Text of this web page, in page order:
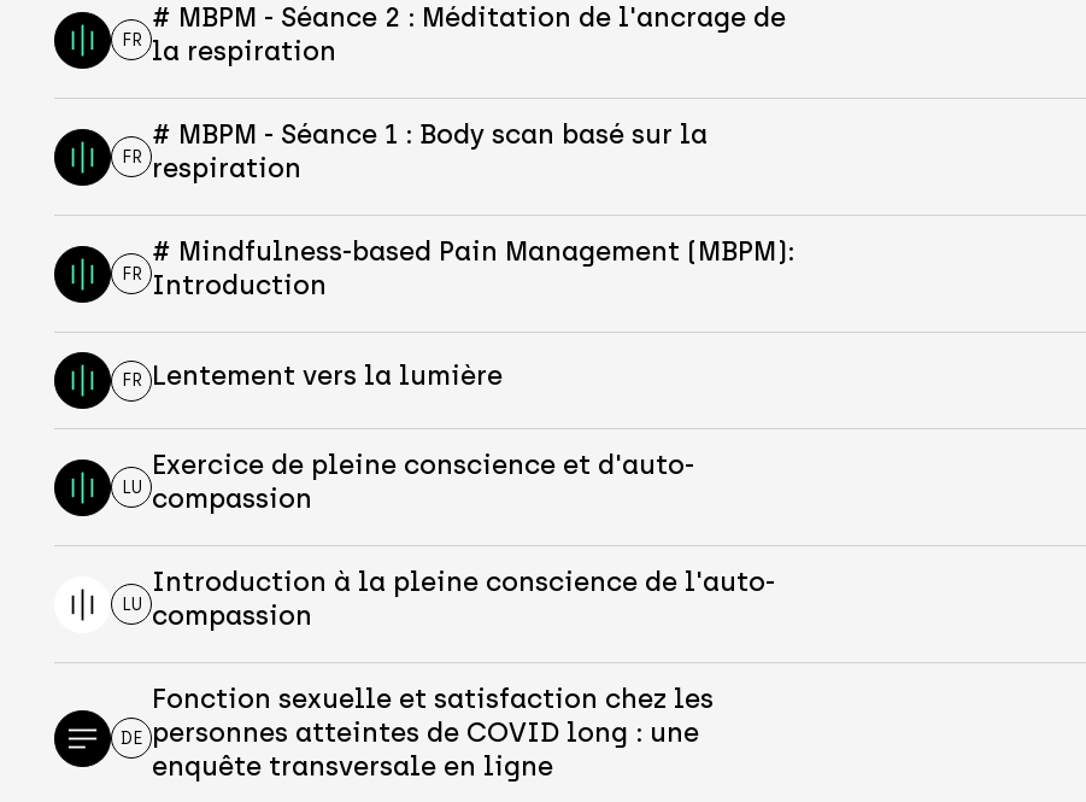
FR
# MBPM - Séance 2 : Méditation de l'ancrage de
la respiration
FR
# MBPM - Séance 1 : Body scan basé sur la
respiration
FR
# Mindfulness-based Pain Management (MBPM):
Introduction
FR Lentement vers la lumière
LU
Exercice de pleine conscience et d'auto-
compassion
LU
Introduction à la pleine conscience de l'auto-
compassion
DE
Fonction sexuelle et satisfaction chez les
personnes atteintes de COVID long : une
enquête transversale en ligne